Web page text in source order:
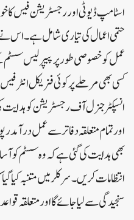
اسٹامپ ڈیوٹی اور رجسٹریشن فیس کا
حتمی اعمال کی تیاری شامل ہے۔ اس
عمل کو خصوصی طور پر پیپر لیس
کسی بھی مرحلے پر کوئی فزیکل
انسپکٹر جنرل آف رجسٹریشن کو ہدایت
اور تمام متعلقہ دفاتر سے عمل
بھی ہدایت کی گئی ہے کہ وہ سسٹم
انتظامات کریں۔سرکلر میں متنبہ کیا
سنجیدگی سے لیا جائے گا اور متعلقہ